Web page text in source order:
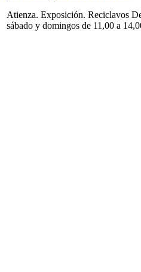
Atienza. Exposición. Reciclavos
sábado y domingos de 11,00 a